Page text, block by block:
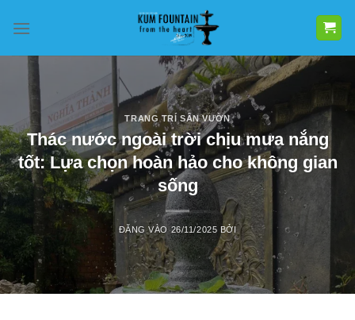
qua
TRANG TRÍ SÂN VƯỜN
Thác nước ngoài trời chịu mưa nắng
tốt: Lựa chọn hoàn hảo cho không gian
sống
ĐĂNG VÀO26/11/2025 BỞI